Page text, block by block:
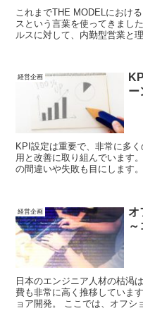
これまでTHE MODELにおけ
スという言葉を使ってきまし
ルスに対して、内勤型営業と
経営企画
ー
KPI設定は重要で、非常に多
用と改善に取り組んでいます
の間違いや失敗も目にします
経営企画
オ
日本のエンジニア人材の枯渇
費も非常に高く推移していま
ョア開発。 ここでは、オフシ